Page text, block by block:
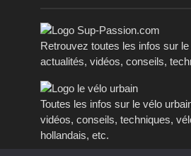
Retrouvez toutes les infos sur
actualités, vidéos, conseils,
Toutes les infos sur le vélo
vidéos, conseils, techniques,
hollandais, etc.